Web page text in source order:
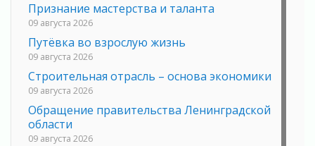
Признание мастерства и таланта
09 августа 2026
Путёвка во взрослую жизнь
09 августа 2026
Строительная отрасль – основа экономики
09 августа 2026
Обращение правительства Ленинградской
области
09 августа 2026